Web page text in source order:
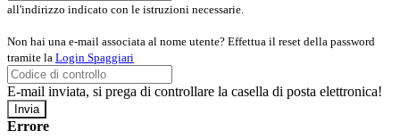
all'indirizzo indicato con le istruzioni necessarie.
Non hai una e-mail associata al nome utente? Effettua il reset della password
tramite la Login Spaggiari
E-mail inviata, si prega di controllare la casella di posta elettronica!
Errore